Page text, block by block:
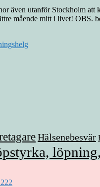
även utanför Stockholm
mående mitt i livet!
Hälsenebesvär